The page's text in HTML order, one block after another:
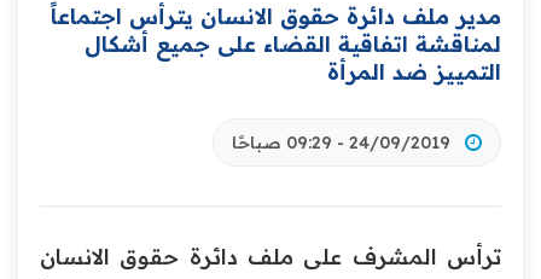
مدير ملف دائرة حقوق الانسان يترأس اجتماعاً
لمناقشة اتفاقية ‏القضاء على جميع أشكال
التمييز ضد المرأة
24/09/2019 - 09:29 صباحًا
ترأس المشرف على ملف دائرة حقوق الانسان